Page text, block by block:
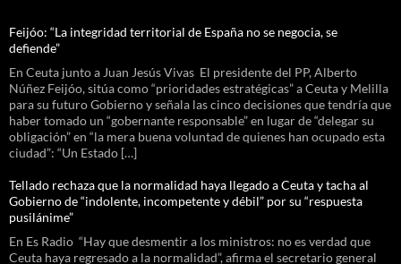
Feijóo: “La integridad territorial de España no se negocia, se
defiende”
En Ceuta junto a Juan Jesús Vivas El presidente del PP, Alberto
Núñez Feijóo, sitúa como “prioridades estratégicas” a Ceuta y Melilla
para su futuro Gobierno y señala las cinco decisiones que tendría que
haber tomado un “gobernante responsable” en lugar de “delegar su
obligación” en “la mera buena voluntad de quienes han ocupado esta
ciudad”: “Un Estado […]
Tellado rechaza que la normalidad haya llegado a Ceuta y tacha al
Gobierno de “indolente, incompetente y débil” por su “respuesta
pusilánime”
En Es Radio “Hay que desmentir a los ministros: no es verdad que
Ceuta haya regresado a la normalidad”, afirma el secretario general